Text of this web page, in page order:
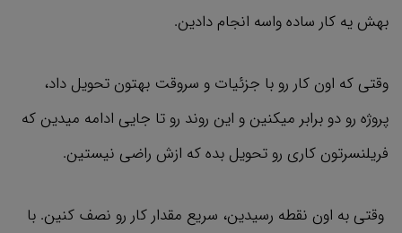
بهش یه کار ساده واسه انجام دادین.
وقتی که اون کار رو با جزئیات و سروقت بهتون تحویل داد،
پروژه‌ رو دو برابر میکنین و این روند رو تا جایی ادامه میدین که
فریلنسرتون کاری رو تحویل بده که ازش راضی نیستین.
وقتی به اون نقطه رسیدین، سریع مقدار کار رو نصف کنین. با